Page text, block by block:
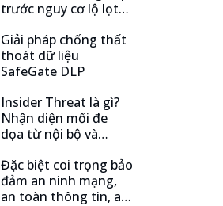
trước nguy cơ lộ lọt
Giải pháp chống thất
thoát dữ liệu
SafeGate DLP
Insider Threat là gì?
Nhận diện mối đe
dọa từ nội bộ và
nghiệp cần biết
Đặc biệt coi trọng bảo
đảm an ninh mạng,
an toàn thông tin, an